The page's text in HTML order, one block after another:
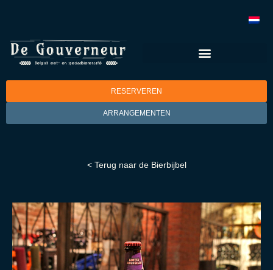
RESERVEREN
ARRANGEMENTEN
< Terug naar de Bierbijbel